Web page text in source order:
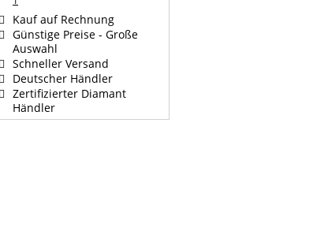
Kauf auf Rechnung
Günstige Preise - Große
Auswahl
Schneller Versand
Deutscher Händler
Zertifizierter Diamant
Händler